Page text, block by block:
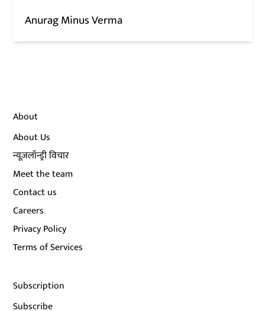
Anurag Minus Verma
About
About Us
न्यूज़लॉन्ड्री विचार
Meet the team
Contact us
Careers
Privacy Policy
Terms of Services
Subscription
Subscribe